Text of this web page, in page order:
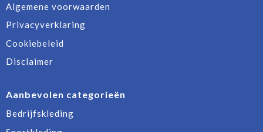
Algemene voorwaarden
Privacyverklaring
Cookiebeleid
Disclaimer
Aanbevolen categorieën
Bedrijfskleding